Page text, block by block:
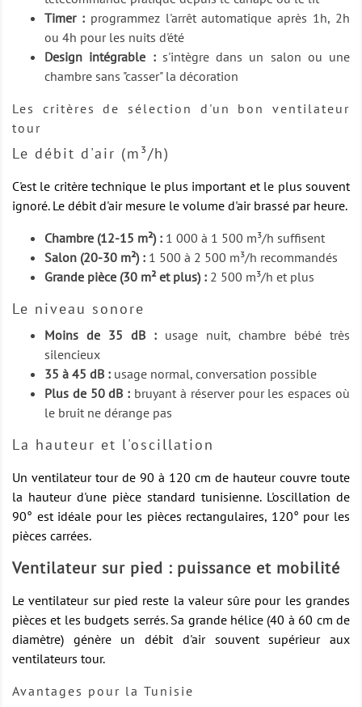
Timer :programmez l'arrêt automatique après 1h, 2h
ou 4h pour les nuits d'été
Design intégrable :s'intègre dans un salon ou une
chambre sans "casser" la décoration
Les critères de sélection d'un bon ventilateur
tour
Le débit d'air (m³/h)
C'est le critère technique le plus important et le plus souvent
ignoré. Le débit d'air mesure le volume d'air brassé par heure.
Chambre (12-15 m²) : 1 000 à 1 500 m³/h suffisent
Salon (20-30 m²) : 1 500 à 2 500 m³/h recommandés
Grande pièce (30 m² et plus) : 2 500 m³/h et plus
Le niveau sonore
Moins de 35 dB : usage nuit, chambre bébé très
silencieux
35 à 45 dB : usage normal, conversation possible
Plus de 50 dB : bruyant à réserver pour les espaces où
le bruit ne dérange pas
La hauteur et l'oscillation
Un ventilateur tour de 90 à 120 cm de hauteur couvre toute
la hauteur d'une pièce standard tunisienne. L'oscillation de
90° est idéale pour les pièces rectangulaires, 120° pour les
pièces carrées.
Ventilateur sur pied : puissance et mobilité
Le ventilateur sur pied reste la valeur sûre pour les grandes
pièces et les budgets serrés. Sa grande hélice (40 à 60 cm de
diamètre) génère un débit d'air souvent supérieur aux
ventilateurs tour.
Avantages pour la Tunisie